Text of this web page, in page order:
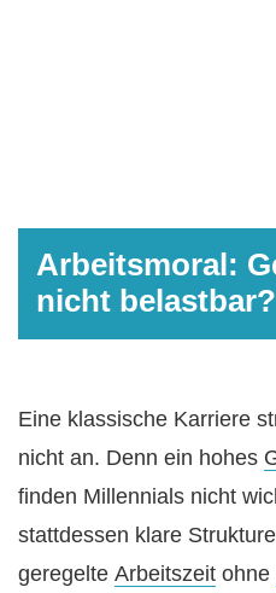
Arbeitsmoral:
nicht belastbar?
Eine klassische Karriere
nicht an. Denn ein hohes
finden Millennials nicht
stattdessen klare
geregelte Arbeitszeit ohne